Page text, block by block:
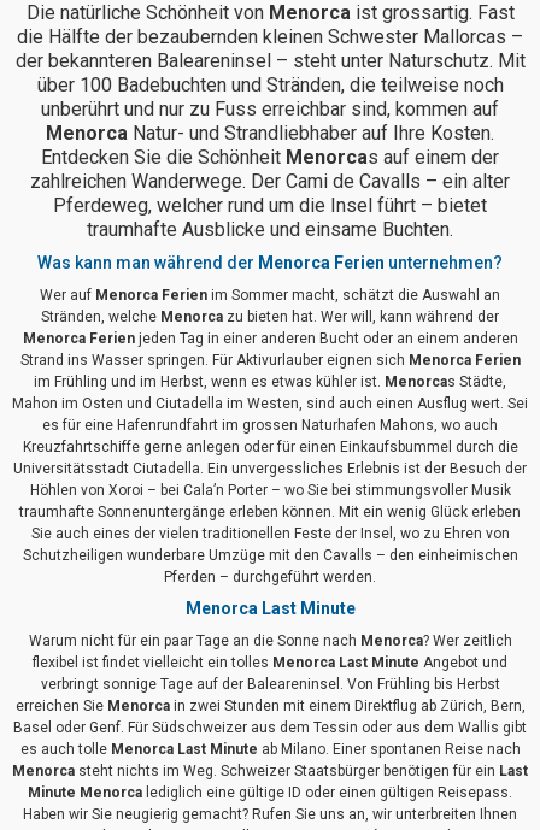
Die natürliche Schönheit von Menorcaist grossartig. Fast
die Hälfte der bezaubernden kleinen Schwester Mallorcas –
der bekannteren Baleareninsel – steht unter Naturschutz. Mit
über 100 Badebuchten und Stränden, die teilweise noch
unberührt und nur zu Fuss erreichbar sind, kommen auf
Menorca Natur- und Strandliebhaber auf Ihre Kosten.
Entdecken Sie die Schönheit Menorcas auf einem der
zahlreichen Wanderwege. Der Cami de Cavalls – ein alter
Pferdeweg, welcher rund um die Insel führt – bietet
traumhafte Ausblicke und einsame Buchten.
Was kann man während der Menorca Ferien unternehmen?
Wer auf Menorca Ferien im Sommer macht, schätzt die Auswahl an
Stränden, welche Menorca zu bieten hat. Wer will, kann während der
Menorca Ferienjeden Tag in einer anderen Bucht oder an einem anderen
Strand ins Wasser springen. Für Aktivurlauber eignen sich Menorca Ferien
im Frühling und im Herbst, wenn es etwas kühler ist. Menorcas Städte,
Mahon im Osten und Ciutadella im Westen, sind auch einen Ausflug wert. Sei
es für eine Hafenrundfahrt im grossen Naturhafen Mahons, wo auch
Kreuzfahrtschiffe gerne anlegen oder für einen Einkaufsbummel durch die
Universitätsstadt Ciutadella. Ein unvergessliches Erlebnis ist der Besuch der
Höhlen von Xoroi – bei Cala’n Porter – wo Sie bei stimmungsvoller Musik
traumhafte Sonnenuntergänge erleben können. Mit ein wenig Glück erleben
Sie auch eines der vielen traditionellen Feste der Insel, wo zu Ehren von
Schutzheiligen wunderbare Umzüge mit den Cavalls – den einheimischen
Pferden – durchgeführt werden.
Menorca Last Minute
Warum nicht für ein paar Tage an die Sonne nach Menorca? Wer zeitlich
flexibel ist findet vielleicht ein tolles Menorca Last Minute Angebot und
verbringt sonnige Tage auf der Baleareninsel. Von Frühling bis Herbst
erreichen Sie Menorcain zwei Stunden mit einem Direktflug ab Zürich, Bern,
Basel oder Genf. Für Südschweizer aus dem Tessin oder aus dem Wallis gibt
es auch tolle Menorca Last Minute ab Milano. Einer spontanen Reise nach
Menorca steht nichts im Weg. Schweizer Staatsbürger benötigen für ein Last
Minute Menorca lediglich eine gültige ID oder einen gültigen Reisepass.
Haben wir Sie neugierig gemacht? Rufen Sie uns an, wir unterbreiten Ihnen